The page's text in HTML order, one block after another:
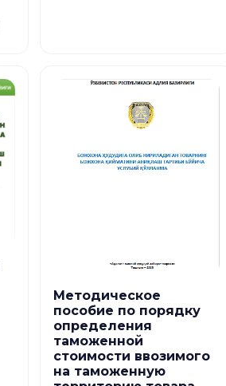
Методическое
пособие по порядку
определения
таможенной
стоимости ввозимого
на таможенную